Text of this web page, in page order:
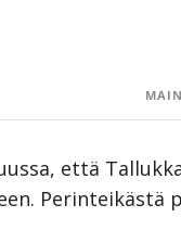
että
Perinteikästä